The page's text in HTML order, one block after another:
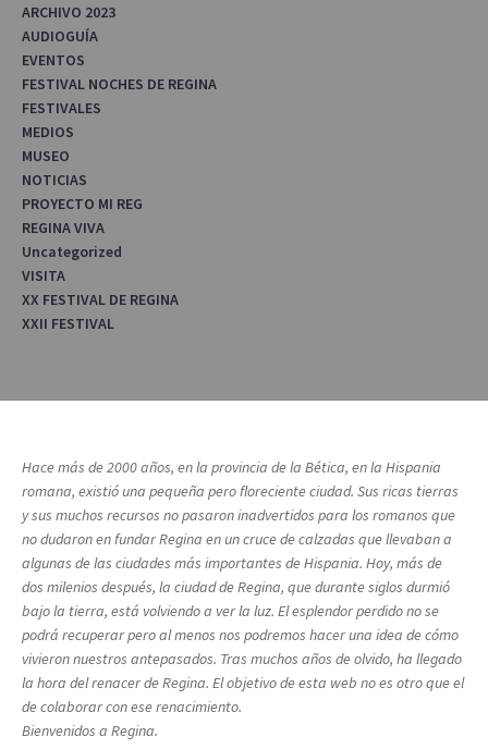
ARCHIVO 2023
AUDIOGUÍA
EVENTOS
FESTIVAL NOCHES DE REGINA
FESTIVALES
MEDIOS
MUSEO
NOTICIAS
PROYECTO MI REG
REGINA VIVA
Uncategorized
VISITA
XX FESTIVAL DE REGINA
XXII FESTIVAL
Hace más de 2000 años, en la provincia de la Bética, en la Hispania
romana, existió una pequeña pero floreciente ciudad. Sus ricas tierras
y sus muchos recursos no pasaron inadvertidos para los romanos que
no dudaron en fundar Regina en un cruce de calzadas que llevaban a
algunas de las ciudades más importantes de Hispania. Hoy, más de
dos milenios después, la ciudad de Regina, que durante siglos durmió
bajo la tierra, está volviendo a ver la luz. El esplendor perdido no se
podrá recuperar pero al menos nos podremos hacer una idea de cómo
vivieron nuestros antepasados. Tras muchos años de olvido, ha llegado
la hora del renacer de Regina. El objetivo de esta web no es otro que el
de colaborar con ese renacimiento.
Bienvenidos a Regina.